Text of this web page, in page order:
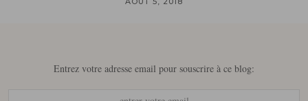
Entrez votre adresse email pour souscrire à ce blog: